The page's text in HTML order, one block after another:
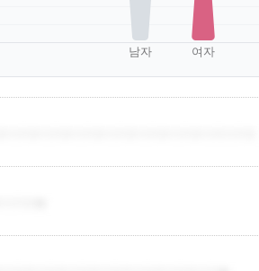
남자 여자